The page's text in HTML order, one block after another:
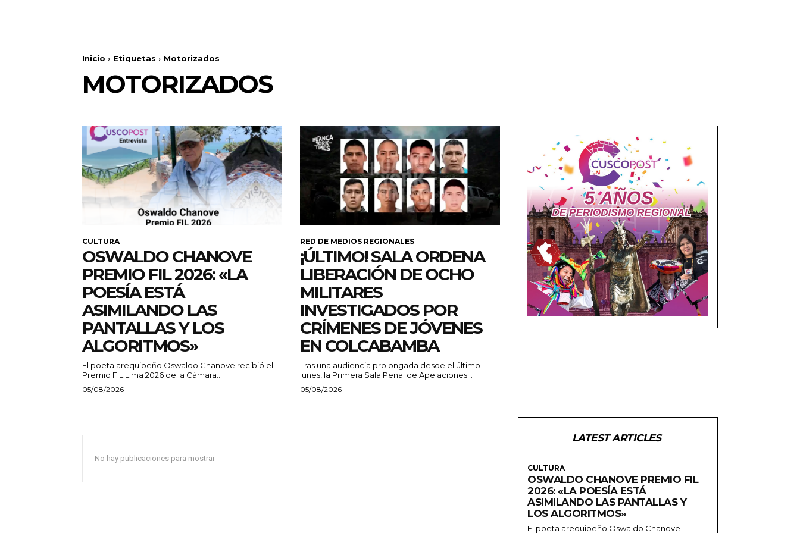
Inicio Etiquetas Motorizados
MOTORIZADOS
CULTURA
OSWALDO CHANOVE
PREMIO FIL 2026: «LA
POESÍA ESTÁ
ASIMILANDO LAS
PANTALLAS Y LOS
ALGORITMOS»
El poeta arequipeño Oswaldo Chanove recibió el
Premio FIL Lima 2026 de la Cámara...
05/08/2026
RED DE MEDIOS REGIONALES
¡ÚLTIMO! SALA ORDENA
LIBERACIÓN DE OCHO
MILITARES
INVESTIGADOS POR
CRÍMENES DE JÓVENES
EN COLCABAMBA
Tras una audiencia prolongada desde el último
lunes, la Primera Sala Penal de Apelaciones...
05/08/2026
No hay publicaciones para mostrar
LATEST ARTICLES
CULTURA
OSWALDO CHANOVE PREMIO FIL
2026: «LA POESÍA ESTÁ
ASIMILANDO LAS PANTALLAS Y
LOS ALGORITMOS»
El poeta arequipeño Oswaldo Chanove